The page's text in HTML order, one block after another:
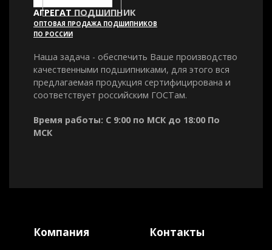
АГРЕГАТ ПОДШИПНИК
ОПТОВАЯ ПРОДАЖА ПОДШИПНИКОВ
ПО РОССИИ
Наша задача - обеспечить Ваше производство
качественными подшипниками, для этого вся
предлагаемая продукция сертифицирована и
соответствует российским ГОСТам.
Время работы: С 9:00 по МСК до 18:00 По
МСК
Компания
Контакты